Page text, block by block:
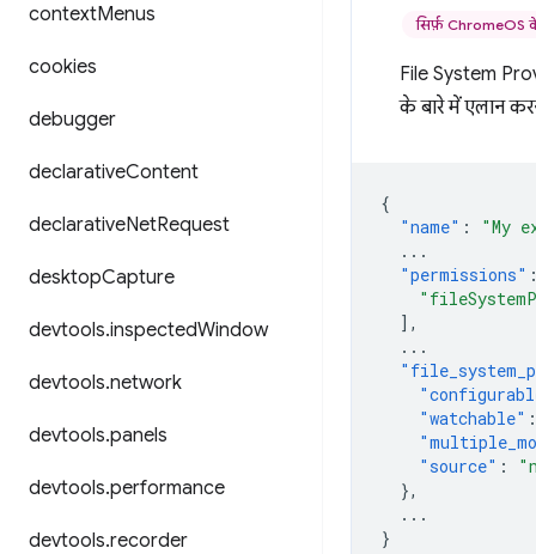
contextMenus
cookies
debugger
declarativeContent
declarativeNetRequest
desktopCapture
devtools.inspectedWindow
devtools.network
devtools.panels
devtools.performance
devtools.recorder
सिर्फ़ ChromeOS
File System
के बारे में एलान
{
"name" : "My
...
"permissions" :
],
...
"watchable" :
"source" :
},
...
}